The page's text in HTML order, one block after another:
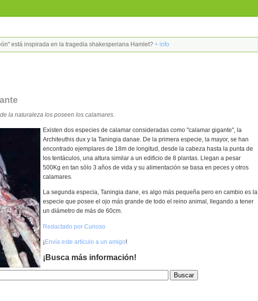
está inspirada en la tragedia shakesperiana Hamlet? + info
la naturaleza los poseen los calamares.
Existen dos especies de calamar consideradas como "calamar gigante", la
Architeuthis dux y la Taningia danae. De la primera especie, la mayor, se han
encontrado ejemplares de 18m de longitud, desde la cabeza hasta la punta de
los tentáculos, una altura similar a un edificio de 8 plantas. Llegan a pesar
500Kg en tan sólo 3 años de vida y su alimentación se basa en peces y otros
calamares.
La segunda especia, Taningia dane, es algo más pequeña pero en cambio es la
especie que posee el ojo más grande de todo el reino animal, llegando a tener
un diámetro de más de 60cm.
Redactado por Curioso
¡Envía este artículo a un amigo!
¡Busca más información!